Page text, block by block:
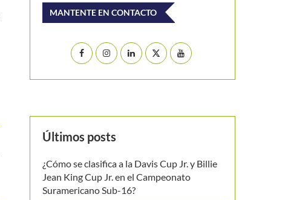
MANTENTE EN CONTACTO
Últimos posts
¿Cómo se clasifica a la Davis Cup Jr. y Billie
Jean King Cup Jr. en el Campeonato
Suramericano Sub-16?